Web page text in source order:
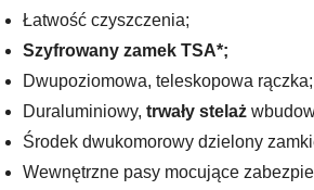
Łatwość czyszczenia;
Szyfrowany zamek TSA*;
Dwupoziomowa, teleskopowa rączka;
Duraluminiowy, trwały stelaż
Środek dwukomorowy dzielony
Wewnętrzne pasy mocujące